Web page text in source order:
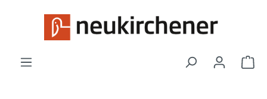
Zum Hauptinhalt springen